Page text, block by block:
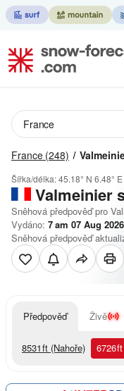
France (248)
Šířka/délka:45.18° N 6.48° E
Valmeinier
Sněhová předpověď pro
Vydáno: 7 am 07 Aug 2026
Sněhová předpověď
Předpověď Živě
8531ft (Nahoře) 6726ft